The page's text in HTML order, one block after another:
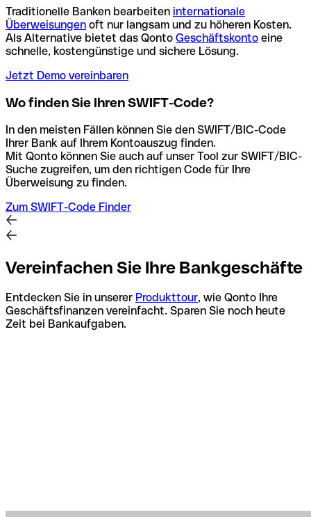
Traditionelle Banken bearbeiten internationale
Überweisungen oft nur langsam und zu höheren Kosten.
Als Alternative bietet das Qonto Geschäftskonto eine
schnelle, kostengünstige und sichere Lösung.
Jetzt Demo vereinbaren
Wo finden Sie Ihren SWIFT-Code?
In den meisten Fällen können Sie den SWIFT/BIC-Code
Ihrer Bank auf Ihrem Kontoauszug finden.
Mit Qonto können Sie auch auf unser Tool zur SWIFT/BIC-
Suche zugreifen, um den richtigen Code für Ihre
Überweisung zu finden.
Zum SWIFT-Code Finder
Vereinfachen Sie Ihre Bankgeschäfte
Entdecken Sie in unserer Produkttour, wie Qonto Ihre
Geschäftsfinanzen vereinfacht. Sparen Sie noch heute
Zeit bei Bankaufgaben.